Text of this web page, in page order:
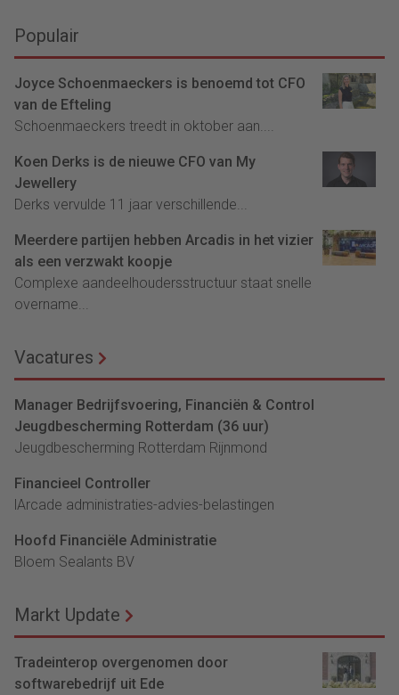
Populair
Joyce Schoenmaeckers is benoemd tot CFO
van de Efteling
Schoenmaeckers treedt in oktober aan....
Koen Derks is de nieuwe CFO van My
Jewellery
Derks vervulde 11 jaar verschillende...
Meerdere partijen hebben Arcadis in het vizier
als een verzwakt koopje
Complexe aandeelhoudersstructuur staat snelle
overname...
Vacatures
Manager Bedrijfsvoering, Financiën & Control
Jeugdbescherming Rotterdam (36 uur)
Jeugdbescherming Rotterdam Rijnmond
Financieel Controller
lArcade administraties-advies-belastingen
Hoofd Financiële Administratie
Bloem Sealants BV
Markt Update
Tradeinterop overgenomen door
softwarebedrijf uit Ede